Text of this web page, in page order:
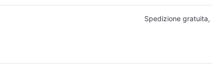
Spedizione gratuita,